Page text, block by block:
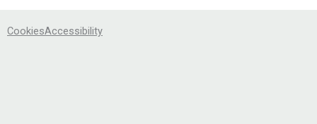
CookiesAccessibility